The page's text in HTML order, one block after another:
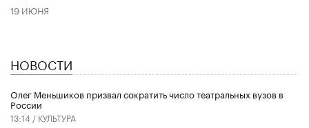
19 ИЮНЯ
НОВОСТИ
Олег Меньшиков призвал сократить число театральных вузов в
России
13:14 / КУЛЬТУРА